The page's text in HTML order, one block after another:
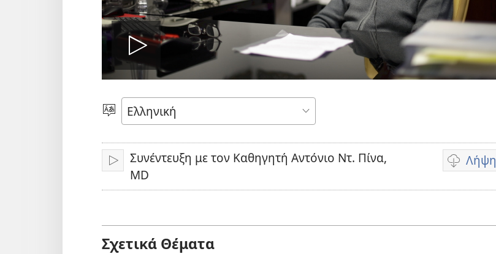
Αναπαραγωγή
βίντεο
Επιλέξτε
Γλώσσα
Αναπαραγωγή
Συνέντευξη με τον Καθηγητή Αντόνιο Ντ. Πίνα,
MD
Λήψη
Επιλογές
Σχετικά Θέματα